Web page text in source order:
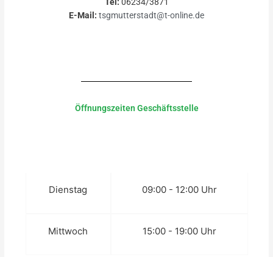
E-Mail: tsgmutterstadt@t-online.de
Öffnungszeiten Geschäftsstelle
Dienstag 09:00 - 12:00 Uhr
Mittwoch 15:00 - 19:00 Uhr